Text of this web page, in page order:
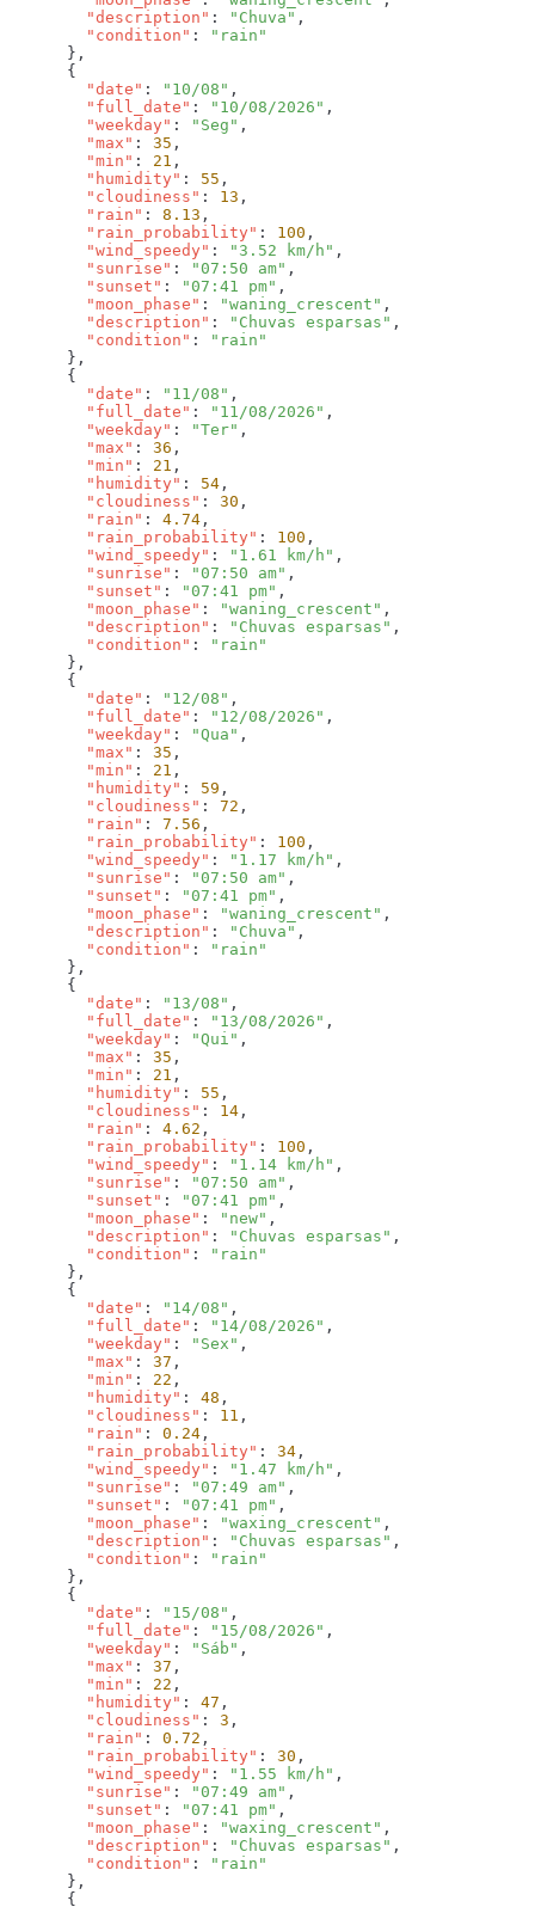
        "description"
: "Chuva"
        "condition"
:
        "date"
: "10/08"
        "full_date"
: "10/08/2026"
        "weekday"
: "Seg"
        "max"
: 35
        "min"
: 21
        "humidity"
: 55
        "cloudiness"
: 13
        "rain"
: 8.13
        "rain_probability"
: 100
        "wind_speedy"
: "3.52 km/h"
        "sunrise"
: "07:50 am"
        "sunset"
: "07:41 pm"
        "moon_phase"
: "waning_crescent"
        "description"
: "Chuvas esparsas"
        "condition"
:
        "date"
: "11/08"
        "full_date"
: "11/08/2026"
        "weekday"
: "Ter"
        "max"
: 36
        "min"
: 21
        "humidity"
: 54
        "cloudiness"
: 30
        "rain"
: 4.74
        "rain_probability"
: 100
        "wind_speedy"
: "1.61 km/h"
        "sunrise"
: "07:50 am"
        "sunset"
: "07:41 pm"
        "moon_phase"
: "waning_crescent"
        "description"
: "Chuvas esparsas"
        "condition"
:
        "date"
: "12/08"
        "full_date"
: "12/08/2026"
        "weekday"
: "Qua"
        "max"
: 35
        "min"
: 21
        "humidity"
: 59
        "cloudiness"
: 72
        "rain"
: 7.56
        "rain_probability"
: 100
        "wind_speedy"
: "1.17 km/h"
        "sunrise"
: "07:50 am"
        "sunset"
: "07:41 pm"
        "moon_phase"
: "waning_crescent"
        "description"
: "Chuva"
        "condition"
:
        "date"
: "13/08"
        "full_date"
: "13/08/2026"
        "weekday"
: "Qui"
        "max"
: 35
        "min"
: 21
        "humidity"
: 55
        "cloudiness"
: 14
        "rain"
: 4.62
        "rain_probability"
: 100
        "wind_speedy"
: "1.14 km/h"
        "sunrise"
: "07:50 am"
        "sunset"
: "07:41 pm"
        "moon_phase"
: "new"
        "description"
: "Chuvas esparsas"
        "condition"
:
        "date"
: "14/08"
        "full_date"
: "14/08/2026"
        "weekday"
: "Sex"
        "max"
: 37
        "min"
: 22
        "humidity"
: 48
        "cloudiness"
: 11
        "rain"
: 0.24
        "rain_probability"
: 34
        "wind_speedy"
: "1.47 km/h"
        "sunrise"
: "07:49 am"
        "sunset"
: "07:41 pm"
        "moon_phase"
: "waxing_crescent"
        "description"
: "Chuvas esparsas"
        "condition"
:
        "date"
: "15/08"
        "full_date"
: "15/08/2026"
        "weekday"
: "Sáb"
        "max"
: 37
        "min"
: 22
        "humidity"
: 47
        "cloudiness"
: 3
        "rain"
: 0.72
        "rain_probability"
: 30
        "wind_speedy"
: "1.55 km/h"
        "sunrise"
: "07:49 am"
        "sunset"
: "07:41 pm"
        "moon_phase"
: "waxing_crescent"
        "description"
: "Chuvas esparsas"
        "condition"
: